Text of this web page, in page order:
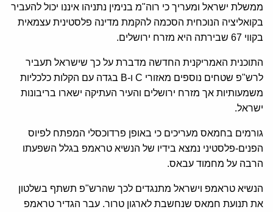
ממשלת ישראל ומעריך כי רוה"מ בנימין נתניהו איננו יכול להעביר
בקואליציה הנוכחית הסכמה להקמת מדינה פלסטינית עצמאית
בקווי 67 שבירתה היא מזרח ירושלים.
התוכנית האמריקנית החדשה מדברת על כך שישראל תעביר
לרש"פ שטחים נוספים מאזורי C ו-B בגדה עם הקלות כלכליות
משמעותיות אך מזרח ירושלים והעיר העתיקה ישארו בריבונות
ישראל.
גורמים בחמאס מעריכים כי באופן פרדוכסלי המפתח לפיוס
הפנים-פלסטיני נמצא בידיו של הנשיא טראמפ בגלל השפעתו
הרבה על מחמוד עבאס.
הנשיא טראמפ וישראל מתנגדים לכך שהרש"פ תשתף בשלטון
את תנועת חמאס שנחשבת לארגון טרור. עבר הגדיר טראמפ